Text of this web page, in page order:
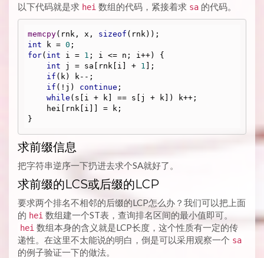
以下代码就是求 hei 数组的代码，紧接着求 sa 的代码。
memcpy(rnk, x, sizeof
int k = 0
for( int i = 1 ; i <= n; i++) {
int j = sa[rnk[i] + 1 ];
if (k) k--;
if (!j) continue ;
while (s[i + k] == s[j + k]) k++;
求前缀信息
把字符串逆序一下扔进去求个SA就好了。
求前缀的LCS或后缀的LCP
要求两个排名不相邻的后缀的LCP怎么办？我们可以把上面
的 hei 数组建一个ST表，查询排名区间的最小值即可。
hei 数组本身的含义就是LCP长度，这个性质有一定的传
递性。在这里不太能说的明白，倒是可以采用观察一个 sa
的例子验证一下的做法。